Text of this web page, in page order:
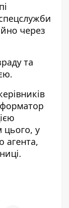
через
та
цього, у
агента,
.